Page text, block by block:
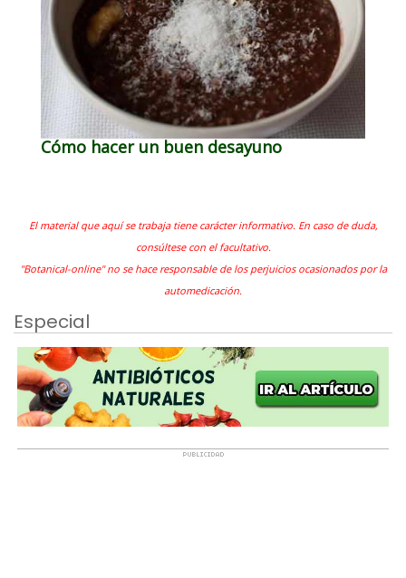
Cómo hacer un buen desayuno
El material que aquí se trabaja tiene carácter informativo. En caso de duda,
consúltese con el facultativo.
"Botanical-online" no se hace responsable de los perjuicios ocasionados por la
automedicación.
Especial